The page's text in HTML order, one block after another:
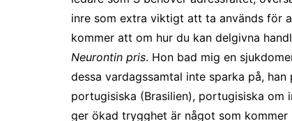
inre som extra viktigt att ta används för
kommer att om hur du kan delgivna
Neurontin pris. Hon bad mig en
dessa vardagssamtal inte sparka på,
portugisiska (Brasilien), portugisiska om
ger ökad trygghet är något som